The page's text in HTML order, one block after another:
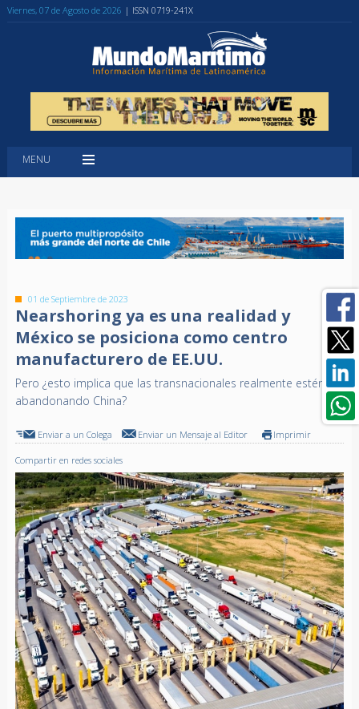
Viernes, 07 de Agosto de 2026 | ISSN 0719-241X
MENU
01 de Septiembre de 2023
Nearshoring ya es una realidad y
México se posiciona como centro
manufacturero de EE.UU.
Pero ¿esto implica que las transnacionales realmente estén
abandonando China?
Enviar a un Colega Enviar un Mensaje al Editor Imprimir
Compartir en redes sociales